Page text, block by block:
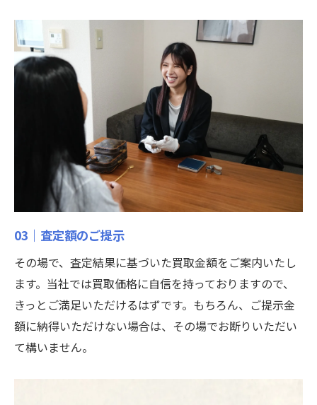
03｜査定額のご提示
その場で、査定結果に基づいた買取金額をご案内いたし
ます。当社では買取価格に自信を持っておりますので、
きっとご満足いただけるはずです。もちろん、ご提示金
額に納得いただけない場合は、その場でお断りいただい
て構いません。
ご予約はこちら